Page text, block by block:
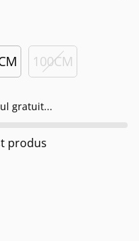
100CM
gratuit...
produs